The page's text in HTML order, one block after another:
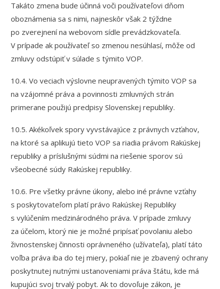
Takáto zmena bude účinná voči používateľovi dňom
oboznámenia sa s nimi, najneskôr však 2 týždne
po zverejnení na webovom sídle prevádzkovateľa.
V prípade ak používateľ so zmenou nesúhlasí, môže od
zmluvy odstúpiť v súlade s týmito VOP.
10.4. Vo veciach výslovne neupravených týmito VOP sa
na vzájomné práva a povinnosti zmluvných strán
primerane použijú predpisy Slovenskej republiky.
10.5. Akékoľvek spory vyvstávajúce z právnych vzťahov,
na ktoré sa aplikujú tieto VOP sa riadia právom Rakúskej
republiky a príslušnými súdmi na riešenie sporov sú
všeobecné súdy Rakúskej republiky.
10.6. Pre všetky právne úkony, alebo iné právne vzťahy
s poskytovateľom platí právo Rakúskej Republiky
s vylúčením medzinárodného práva. V prípade zmluvy
za účelom, ktorý nie je možné pripísať povolaniu alebo
živnostenskej činnosti oprávneného (užívateľa), platí táto
voľba práva iba do tej miery, pokiaľ nie je zbavený ochrany
poskytnutej nutnými ustanoveniami práva štátu, kde má
kupujúci svoj trvalý pobyt. Ak to dovoľuje zákon, je